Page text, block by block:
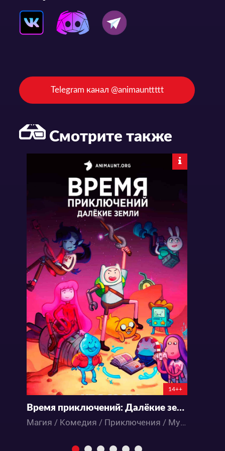
Telegram канал @animaunttttt
Смотрите также
14++
Время приключений: Далёкие земли
Магия / Комедия / Приключения / Мультфильмы / Аниме